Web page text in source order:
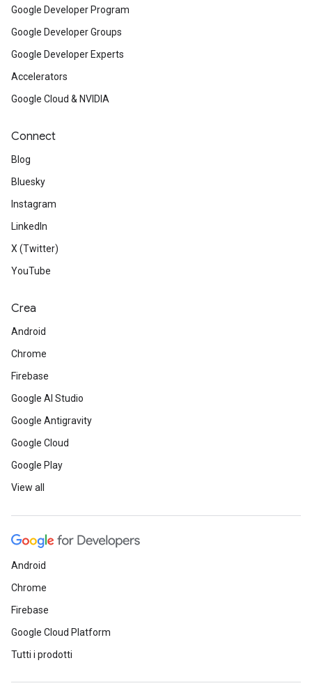
Google Developer Program
Google Developer Groups
Google Developer Experts
Accelerators
Google Cloud & NVIDIA
Connect
Blog
Bluesky
Instagram
LinkedIn
X (Twitter)
YouTube
Crea
Android
Chrome
Firebase
Google AI Studio
Google Antigravity
Google Cloud
Google Play
View all
Android
Chrome
Firebase
Google Cloud Platform
Tutti i prodotti